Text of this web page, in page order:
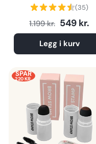
(35)
Normalpris
1.199 kr. Tilbudspris
549 kr.
Legg i kurv
SPAR
220 KR.